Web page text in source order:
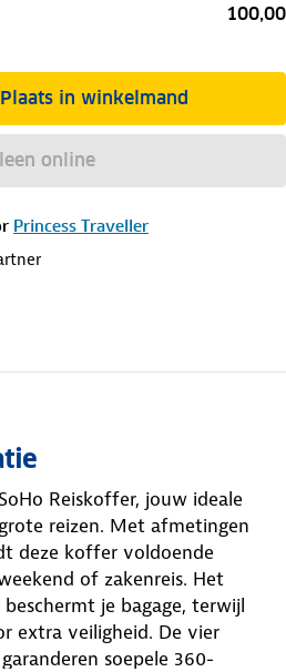
100,00
Plaats in winkelmand
online
Princess Traveller
Reiskoffer, jouw ideale
reizen. Met afmetingen
deze koffer voldoende
of zakenreis. Het
je bagage, terwijl
extra veiligheid. De vier
soepele 360-